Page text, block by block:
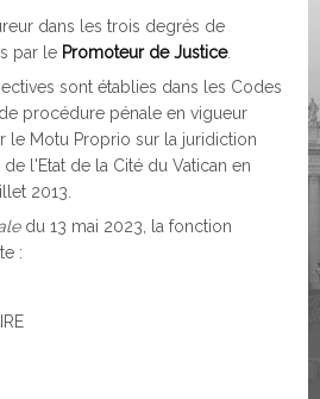
dans les trois degrés de
par le Promoteur de Justice.
sont établies dans les Codes
procédure pénale en vigueur
le Motu Proprio sur la juridiction
l'Etat de la Cité du Vatican en
2013.
du 13 mai 2023, la fonction
: